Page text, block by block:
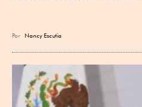
Por Nancy Escutia